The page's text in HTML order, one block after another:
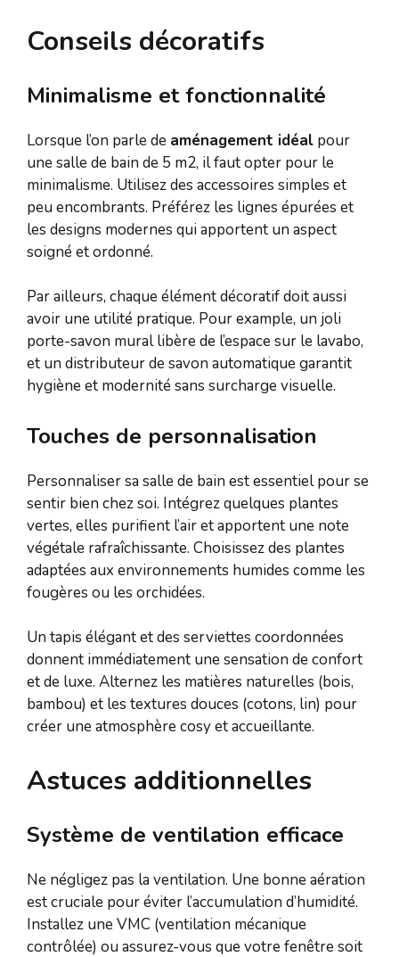
Conseils décoratifs
Minimalisme et fonctionnalité
Lorsque l’on parle de aménagement idéal pour
une salle de bain de 5 m2, il faut opter pour le
minimalisme. Utilisez des accessoires simples et
peu encombrants. Préférez les lignes épurées et
les designs modernes qui apportent un aspect
soigné et ordonné.
Par ailleurs, chaque élément décoratif doit aussi
avoir une utilité pratique. Pour example, un joli
porte-savon mural libère de l’espace sur le lavabo,
et un distributeur de savon automatique garantit
hygiène et modernité sans surcharge visuelle.
Touches de personnalisation
Personnaliser sa salle de bain est essentiel pour se
sentir bien chez soi. Intégrez quelques plantes
vertes, elles purifient l’air et apportent une note
végétale rafraîchissante. Choisissez des plantes
adaptées aux environnements humides comme les
fougères ou les orchidées.
Un tapis élégant et des serviettes coordonnées
donnent immédiatement une sensation de confort
et de luxe. Alternez les matières naturelles (bois,
bambou) et les textures douces (cotons, lin) pour
créer une atmosphère cosy et accueillante.
Astuces additionnelles
Système de ventilation efficace
Ne négligez pas la ventilation. Une bonne aération
est cruciale pour éviter l’accumulation d’humidité.
Installez une VMC (ventilation mécanique
contrôlée) ou assurez-vous que votre fenêtre soit